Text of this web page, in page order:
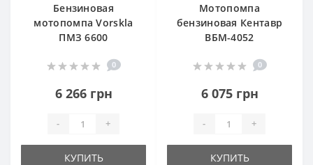
Бензиновая
мотопомпа Vorskla
ПМЗ 6600
0
6 266 грн
- +
КУПИТЬ
Мотопомпа
бензиновая Кентавр
ВБМ-4052
0
6 075 грн
- +
КУПИТЬ